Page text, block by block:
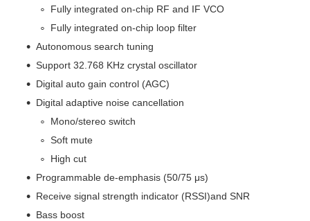
Fully integrated on-chip RF and IF VCO
Fully integrated on-chip loop filter
Autonomous search tuning
Support 32.768 KHz crystal oscillator
Digital auto gain control (AGC)
Digital adaptive noise cancellation
Mono/stereo switch
Soft mute
High cut
Programmable de-emphasis (50/75 μs)
Receive signal strength indicator (RSSI)and SNR
Bass boost